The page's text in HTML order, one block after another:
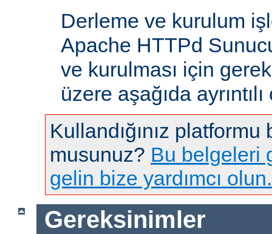
Derleme ve kurulum
Apache HTTPd
ve kurulması için
üzere aşağıda
Kullandığınız
musunuz? Bu belgeleri
gelin bize yardımcı olun.
Gereksinimler